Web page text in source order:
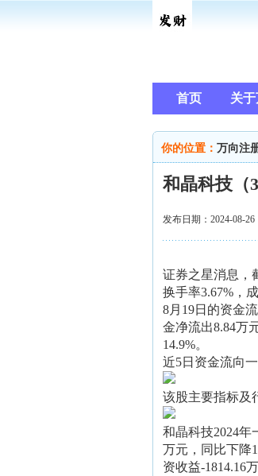
首页 关
你的位置： 万向注
和晶科技（
发布日期：2024-08-
证券之星消息，
换手率3.67%，
8月19日的资金
金净流出8.84万
14.9%。
近5日资金流向
该股主要指标及
和晶科技2024年
万元，同比下降
资收益-1814.16